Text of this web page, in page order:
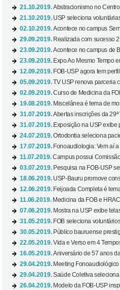
21.10.2019.Abstracionismo no
21.10.2019. USP seleciona
02.10.2019.Acontece no campus
29.09.2019. Realizada com sucesso
23.09.2019.Acontece no campus de
23.09.2019. Expo Ao Mesmo Tempo
12.09.2019. FOB-USP agora tem
05.09.2019.TV USP renova parceria
02.09.2019.Curso de Medicina da
19.08.2019. Miscelânea é tema de
31.07.2019.Abertas inscrições da 29ª
31.07.2019. Exposição na USP exibe
24.07.2019.Ortodontia seleciona
17.07.2019. Fonoaudiologia: Vem aí
11.07.2019.Campus possui
03.07.2019. Pesquisa na FOB-USP
18.06.2019. USP-Bauru promove
12.06.2019. Feijoada Completa é
11.06.2019. Medicina da FOB e
07.06.2019. Mostra na USP exibe
31.05.2019. FOB seleciona
30.05.2019. Público bauruense
22.05.2019.Vida e Verso em 4
16.05.2019.Aniversário de 57 anos
29.04.2019. Meeting
29.04.2019.Saúde Coletiva
26.04.2019. Modelo da FOB-USP